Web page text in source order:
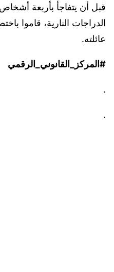
قبل أن يتفاجأ بأربعة
الدراجات النارية، قاموا
عائلته.
#المركز_القانوني_الرقمي
.
.